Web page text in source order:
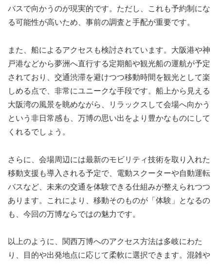
バスで向かうのが現実的です。ただし、これも予約制にな
る可能性が高いため、事前の調査と手配が重要です。
また、船によるアクセスも検討されています。大阪港や神
戸港などから夢洲へ直行する定期船や観光船の運航が予定
されており、交通渋滞を避けつつ移動時間を観光として楽
しめる点で、非常にユニークな手段です。船上から見える
大阪湾の風景を眺めながら、リラックスして会場へ向かう
という非日常感も、万博の思い出をより豊かなものにして
くれるでしょう。
さらに、会場周辺には最新のモビリティ技術を取り入れた
移動支援も導入される予定で、電動スクーターや自動運転
バスなど、未来の交通を体験できる仕組みが整えられつつ
あります。これにより、移動そのものが「体験」となるの
も、今回の万博ならではの魅力です。
以上のように、関西万博へのアクセス方法は多岐にわた
り、目的や出発地点に応じて柔軟に選択できます。混雑や